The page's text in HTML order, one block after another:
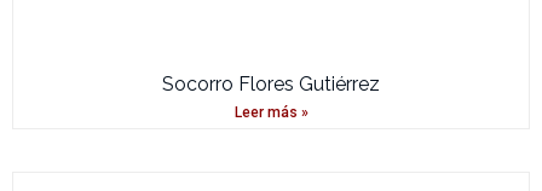
Socorro Flores Gutiérrez
Leer más »